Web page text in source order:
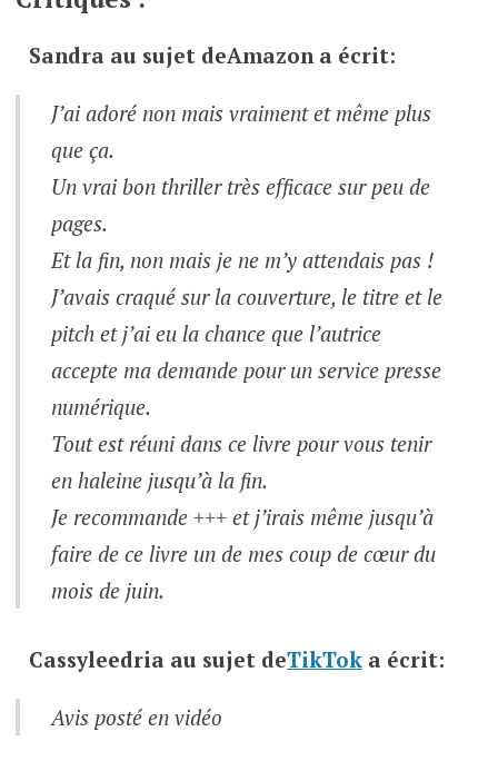
Sandra au sujet deAmazona écrit:
J’ai adoré non mais vraiment et même plus
que ça.
Un vrai bon thriller très efficace sur peu de
pages.
Et la fin, non mais je ne m’y attendais pas !
J’avais craqué sur la couverture, le titre et le
pitch et j’ai eu la chance que l’autrice
accepte ma demande pour un service presse
numérique.
Tout est réuni dans ce livre pour vous tenir
en haleine jusqu’à la fin.
Je recommande +++ et j’irais même jusqu’à
faire de ce livre un de mes coup de cœur du
mois de juin.
Cassyleedria au sujet deTikTok a écrit:
Avis posté en vidéo